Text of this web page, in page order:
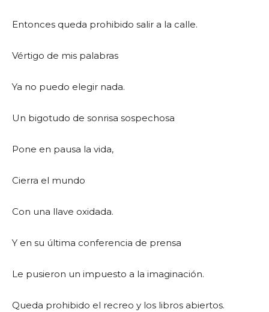
Entonces queda prohibido salir a la calle.
Vértigo de mis palabras
Ya no puedo elegir nada.
Un bigotudo de sonrisa sospechosa
Pone en pausa la vida,
Cierra el mundo
Con una llave oxidada.
Y en su última conferencia de prensa
Le pusieron un impuesto a la imaginación.
Queda prohibido el recreo y los libros abiertos.